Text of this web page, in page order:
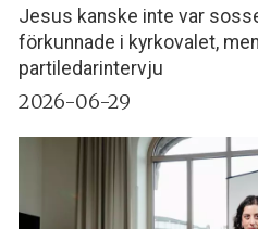
Jesus kanske inte var
förkunnade i kyrkovalet,
partiledarintervju
2026-06-29